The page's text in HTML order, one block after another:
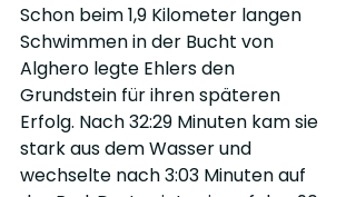
Schon beim 1,9 Kilometer langen
Schwimmen in der Bucht von
Alghero legte Ehlers den
Grundstein für ihren späteren
Erfolg. Nach 32:29 Minuten kam sie
stark aus dem Wasser und
wechselte nach 3:03 Minuten auf